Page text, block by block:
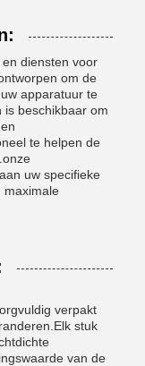
diensten voor
om de
apparatuur te
beschikbaar om
te helpen de
uw specifieke
maximale
verpakt
stuk
van de